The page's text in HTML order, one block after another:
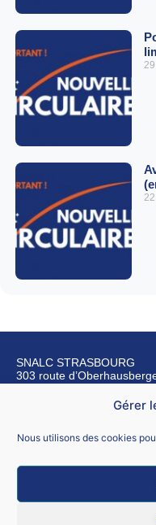
Gérer
Nous utilisons des cookies
SNALC STRASBOURG
303 route